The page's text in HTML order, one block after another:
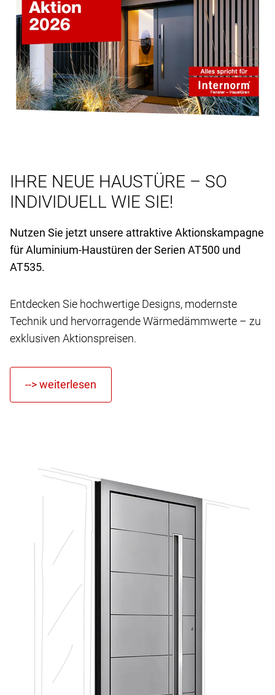
IHRE NEUE HAUSTÜRE – SO
INDIVIDUELL WIE SIE!
Nutzen Sie jetzt unsere attraktive Aktionskampagne
für Aluminium-Haustüren der Serien AT500 und
AT535.
Entdecken Sie hochwertige Designs, modernste
Technik und hervorragende Wärmedämmwerte – zu
exklusiven Aktionspreisen.